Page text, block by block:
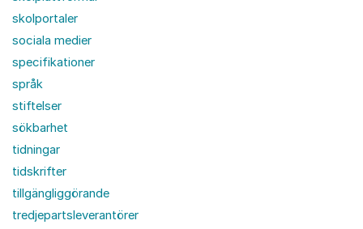
skolportaler
sociala medier
specifikationer
språk
stiftelser
sökbarhet
tidningar
tidskrifter
tillgängliggörande
tredjepartsleverantörer